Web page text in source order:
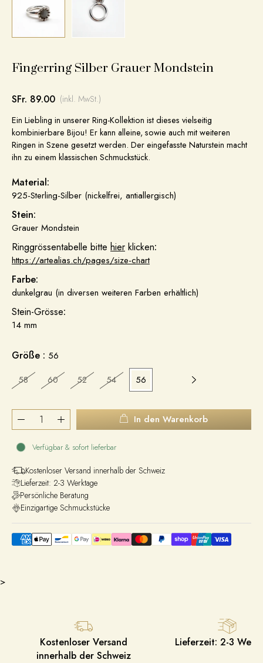
Fingerring Silber Grauer Mondstein
SFr. 89.00 (inkl. MwSt.)
Ein Liebling in unserer Ring-Kollektion ist dieses vielseitig
kombinierbare Bijou! Er kann alleine, sowie auch mit weiteren
Ringen in Szene gesetzt werden. Der eingefasste Naturstein macht
ihn zu einem klassischen Schmuckstück.
Material:
925-Sterling-Silber (nickelfrei, antiallergisch)
Stein:
Grauer Mondstein
Ringgrössentabelle bitte hier klicken:
https://artealias.ch/pages/size-chart
Farbe:
dunkelgrau (in diversen weiteren Farben erhältlich)
Stein-Grösse:
14 mm
Größe : 56
58 60 52 54 56
In den Warenkorb
Verfügbar & sofort lieferbar
Kostenloser Versand innerhalb der Schweiz
Lieferzeit: 2-3 Werktage
Persönliche Beratung
Einzigartige Schmuckstücke
>
Kostenloser Versand
innerhalb der Schweiz
Lieferzeit: 2-3